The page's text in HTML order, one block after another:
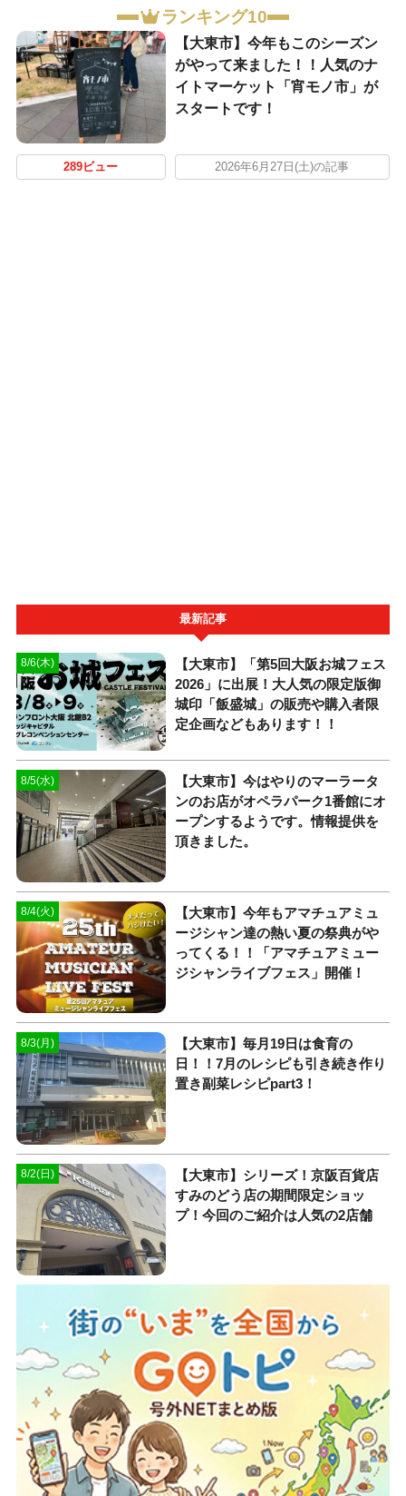
ランキング10
【大東市】今年もこのシーズン
がやって来ました！！人気のナ
イトマーケット「宵モノ市」が
スタートです！
289ビュー 2026年6月27日(土)の記事
最新記事
8/6(木)
【大東市】「第5回大阪お城フェス
2026」に出展！大人気の限定版御
城印「飯盛城」の販売や購入者限
定企画などもあります！！
8/5(水)
【大東市】今はやりのマーラータ
ンのお店がオペラパーク1番館にオ
ープンするようです。情報提供を
頂きました。
8/4(火)
【大東市】今年もアマチュアミュ
ージシャン達の熱い夏の祭典がや
ってくる！！「アマチュアミュー
ジシャンライブフェス」開催！
8/3(月)
【大東市】毎月19日は食育の
日！！7月のレシピも引き続き作り
置き副菜レシピpart3！
8/2(日)
【大東市】シリーズ！京阪百貨店
すみのどう店の期間限定ショッ
プ！今回のご紹介は人気の2店舗